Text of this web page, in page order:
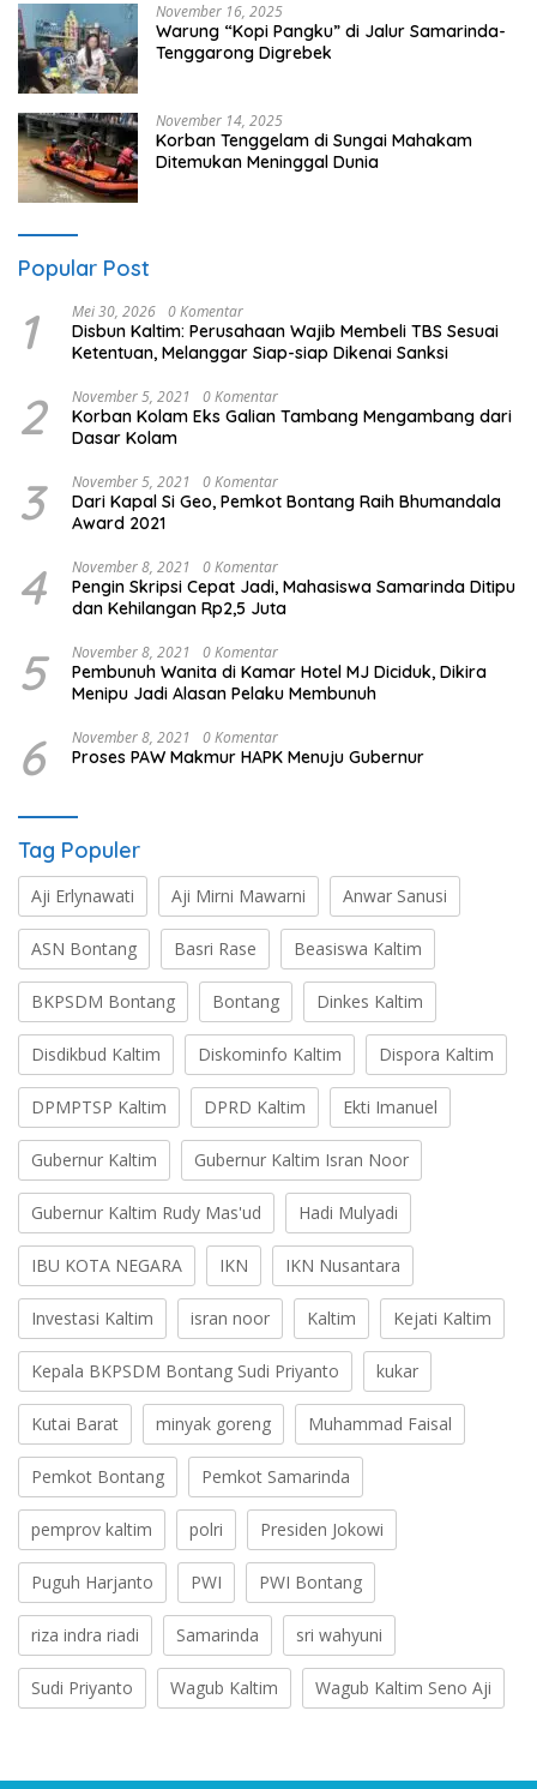
November 16, 2025
Warung “Kopi Pangku” di Jalur Samarinda-
Tenggarong Digrebek
November 14, 2025
Korban Tenggelam di Sungai Mahakam
Ditemukan Meninggal Dunia
Popular Post
1 Mei 30, 2026 0 Komentar
Disbun Kaltim: Perusahaan Wajib Membeli TBS Sesuai
Ketentuan, Melanggar Siap-siap Dikenai Sanksi
2 November 5, 2021 0 Komentar
Korban Kolam Eks Galian Tambang Mengambang dari
Dasar Kolam
3 November 5, 2021 0 Komentar
Dari Kapal Si Geo, Pemkot Bontang Raih Bhumandala
Award 2021
4 November 8, 2021 0 Komentar
Pengin Skripsi Cepat Jadi, Mahasiswa Samarinda Ditipu
dan Kehilangan Rp2,5 Juta
5 November 8, 2021 0 Komentar
Pembunuh Wanita di Kamar Hotel MJ Diciduk, Dikira
Menipu Jadi Alasan Pelaku Membunuh
6 November 8, 2021 0 Komentar
Proses PAW Makmur HAPK Menuju Gubernur
Tag Populer
Aji Erlynawati Aji Mirni Mawarni Anwar Sanusi
ASN Bontang Basri Rase Beasiswa Kaltim
BKPSDM Bontang Bontang Dinkes Kaltim
Disdikbud Kaltim Diskominfo Kaltim Dispora Kaltim
DPMPTSP Kaltim DPRD Kaltim Ekti Imanuel
Gubernur Kaltim Gubernur Kaltim Isran Noor
Gubernur Kaltim Rudy Mas'ud Hadi Mulyadi
IBU KOTA NEGARA IKN IKN Nusantara
Investasi Kaltim isran noor Kaltim Kejati Kaltim
Kepala BKPSDM Bontang Sudi Priyanto kukar
Kutai Barat minyak goreng Muhammad Faisal
Pemkot Bontang Pemkot Samarinda
pemprov kaltim polri Presiden Jokowi
Puguh Harjanto PWI PWI Bontang
riza indra riadi Samarinda sri wahyuni
Sudi Priyanto Wagub Kaltim Wagub Kaltim Seno Aji